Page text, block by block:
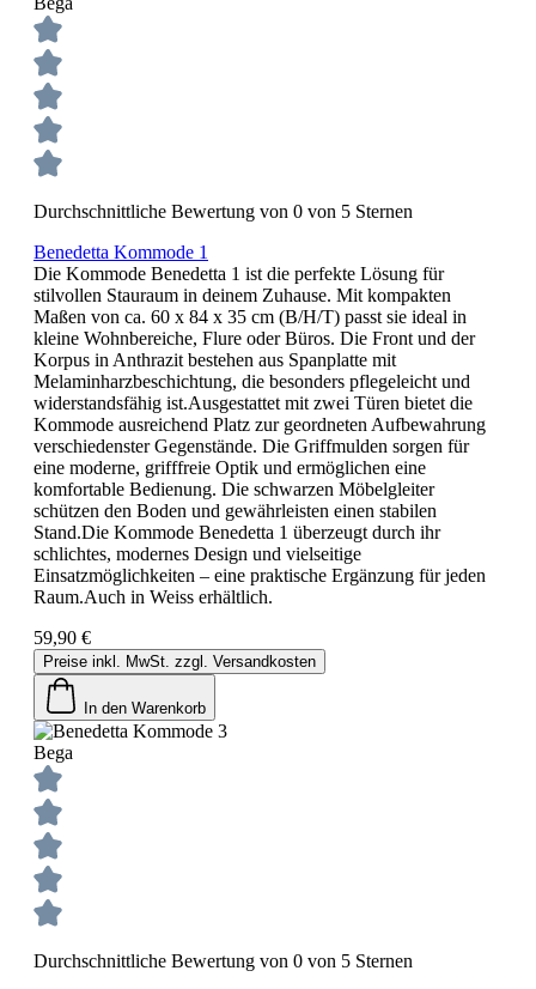
Durchschnittliche Bewertung von 0 von 5 Sternen
Benedetta Kommode 1
Die Kommode Benedetta 1 ist die perfekte Lösung für
stilvollen Stauraum in deinem Zuhause. Mit kompakten
Maßen von ca. 60 x 84 x 35 cm (B/H/T) passt sie ideal in
kleine Wohnbereiche, Flure oder Büros. Die Front und der
Korpus in Anthrazit bestehen aus Spanplatte mit
Melaminharzbeschichtung, die besonders pflegeleicht und
widerstandsfähig ist.Ausgestattet mit zwei Türen bietet die
Kommode ausreichend Platz zur geordneten Aufbewahrung
verschiedenster Gegenstände. Die Griffmulden sorgen für
eine moderne, grifffreie Optik und ermöglichen eine
komfortable Bedienung. Die schwarzen Möbelgleiter
schützen den Boden und gewährleisten einen stabilen
Stand.Die Kommode Benedetta 1 überzeugt durch ihr
schlichtes, modernes Design und vielseitige
Einsatzmöglichkeiten – eine praktische Ergänzung für jeden
Raum.Auch in Weiss erhältlich.
59,90 €
Preise inkl. MwSt. zzgl. Versandkosten
In den Warenkorb
Bega
Durchschnittliche Bewertung von 0 von 5 Sternen